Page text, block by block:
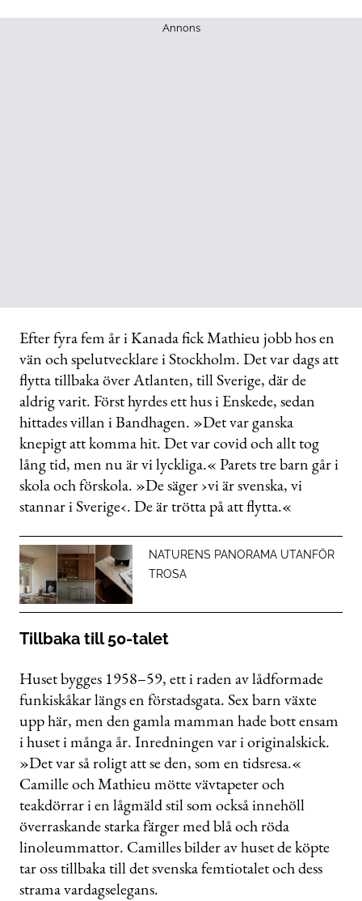
Annons
Efter fyra fem år i Kanada fick Mathieu jobb hos en
vän och spelutvecklare i Stockholm. Det var dags att
flytta tillbaka över Atlanten, till Sverige, där de
aldrig varit. Först hyrdes ett hus i Enskede, sedan
hittades villan i Bandhagen. »Det var ganska
knepigt att komma hit. Det var covid och allt tog
lång tid, men nu är vi lyckliga.« Parets tre barn går i
skola och förskola. »De säger ›vi är svenska, vi
stannar i Sverige‹. De är trötta på att flytta.«
NATURENS PANORAMA UTANFÖR
TROSA
Tillbaka till 50-talet
Huset bygges 1958–59, ett i raden av lådformade
funkiskåkar längs en förstadsgata. Sex barn växte
upp här, men den gamla mamman hade bott ensam
i huset i många år. Inredningen var i originalskick.
»Det var så roligt att se den, som en tidsresa.«
Camille och Mathieu mötte vävtapeter och
teakdörrar i en lågmäld stil som också innehöll
överraskande starka färger med blå och röda
linoleummattor. Camilles bilder av huset de köpte
tar oss tillbaka till det svenska femtiotalet och dess
strama vardagselegans.